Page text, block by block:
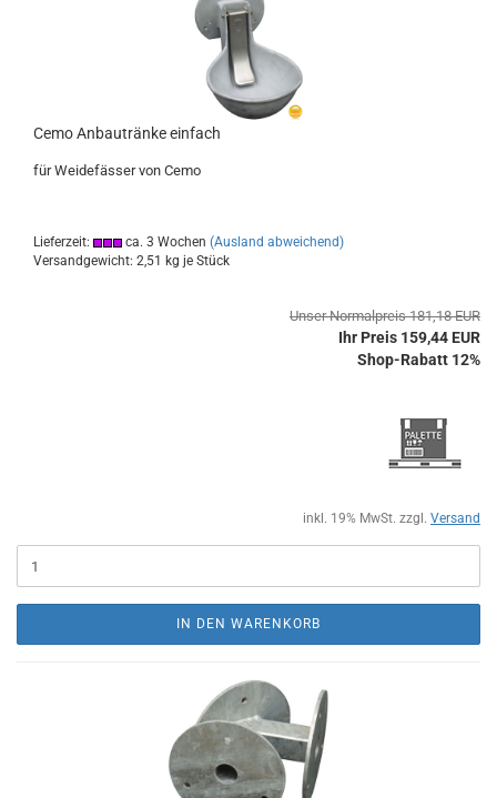
Cemo Anbautränke einfach
für Weidefässer von Cemo
Lieferzeit: ca. 3 Wochen (Ausland abweichend)
Versandgewicht: 2,51 kg je Stück
Unser Normalpreis 181,18 EUR
Ihr Preis 159,44 EUR
Shop-Rabatt 12%
inkl. 19% MwSt. zzgl. Versand
IN DEN WARENKORB